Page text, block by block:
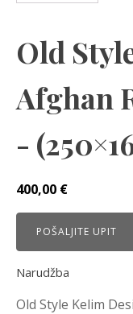
Old
Afghan
-
400,00 €
POŠALJITE UPIT
Narudžba
Old Style Kelim